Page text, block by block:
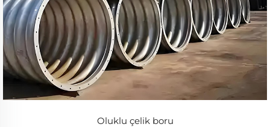
Oluklu çelik boru